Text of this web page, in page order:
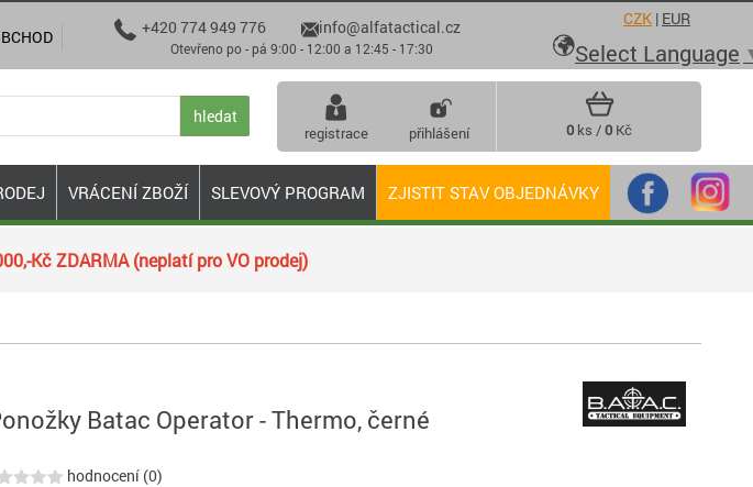
Kč ZDARMA (neplatí pro VO prodej)
Batac Operator - Thermo, černé
hodnocení (0)
VRÁCENÍ ZBOŽÍ SLEVOVÝ PROGRAM ZJISTIT STAV OBJEDNÁVKY
hledat
registrace přihlášení 0 ks /0 Kč
 +420 774 949 776info@alfatactical.cz
Otevřeno po - pá 9:00 - 12:00 a 12:45 - 17:30
CZK | EUR
Select Language